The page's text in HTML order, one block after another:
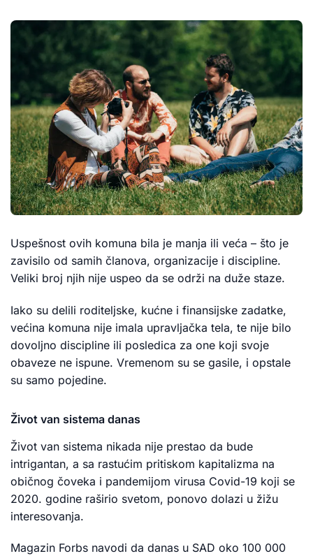
Uspešnost ovih komuna bila je manja ili veća – što je
zavisilo od samih članova, organizacije i discipline.
Veliki broj njih nije uspeo da se održi na duže staze.
Iako su delili roditeljske, kućne i finansijske zadatke,
većina komuna nije imala upravljačka tela, te nije bilo
dovoljno discipline ili posledica za one koji svoje
obaveze ne ispune. Vremenom su se gasile, i opstale
su samo pojedine.
Život van sistema danas
Život van sistema nikada nije prestao da bude
intrigantan, a sa rastućim pritiskom kapitalizma na
običnog čoveka i pandemijom virusa Covid-19 koji se
2020. godine raširio svetom, ponovo dolazi u žižu
interesovanja.
Magazin Forbs navodi da danas u SAD oko 100 000